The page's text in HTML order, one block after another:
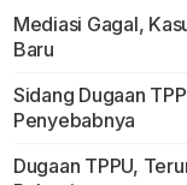
Mediasi Gagal,
Baru
Sidang Dugaan
Penyebabnya
Dugaan TPPU,